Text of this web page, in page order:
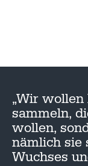
„Wir
sammeln,
wollen,
nämlich sie
Wuchses